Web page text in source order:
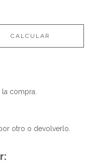
CALCULAR
compra.
otro o devolverlo.